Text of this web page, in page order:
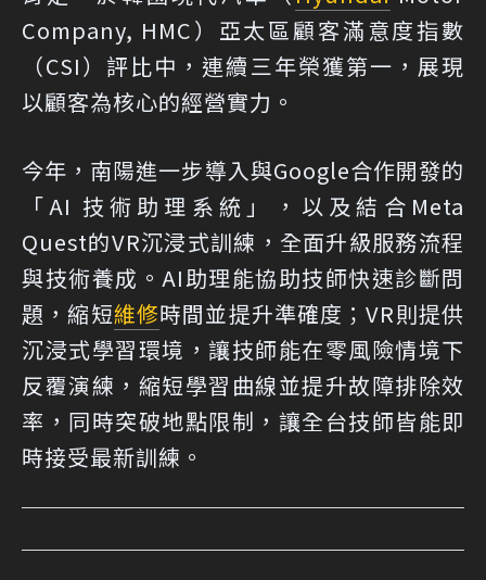
Company, HMC）亞太區顧客滿意度指數
（CSI）評比中，連續三年榮獲第一，展現
以顧客為核心的經營實力。
今年，南陽進一步導入與Google合作開發的
「AI 技術助理系統」，以及結合Meta
Quest的VR沉浸式訓練，全面升級服務流程
與技術養成。AI助理能協助技師快速診斷問
題，縮短維修時間並提升準確度；VR則提供
沉浸式學習環境，讓技師能在零風險情境下
反覆演練，縮短學習曲線並提升故障排除效
率，同時突破地點限制，讓全台技師皆能即
時接受最新訓練。